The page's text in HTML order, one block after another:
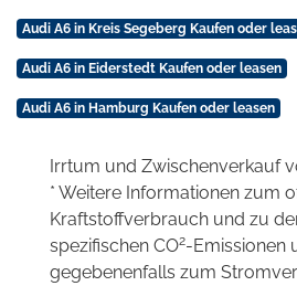
Audi A6 in Kreis Segeberg Kaufen oder
Audi A6 in Eiderstedt Kaufen oder leasen
Audi A6 in Hamburg Kaufen oder leasen
Irrtum und Zwischenverkauf
* Weitere Informationen zum
Kraftstoffverbrauch und zu
spezifischen CO2-Emissionen
gegebenenfalls zum